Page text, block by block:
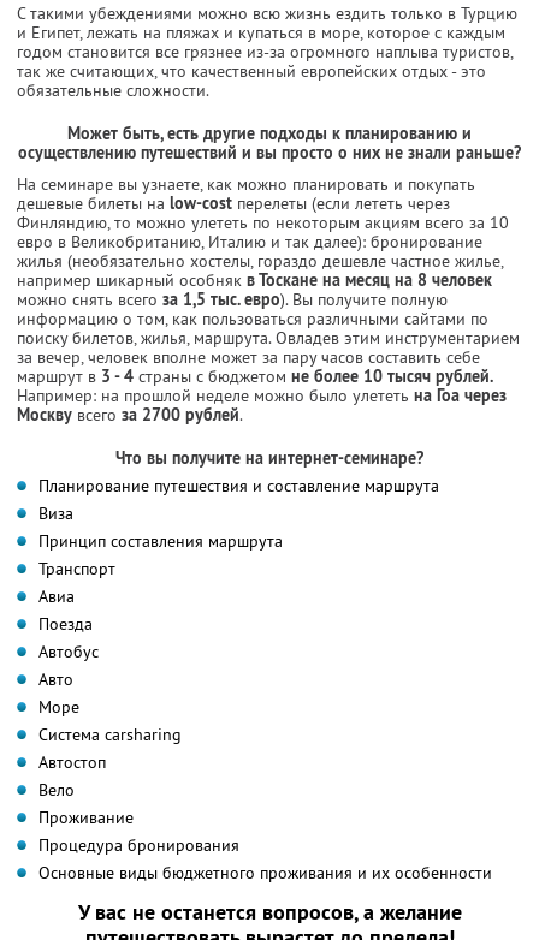
С такими убеждениями можно всю жизнь ездить только в Турцию
и Египет, лежать на пляжах и купаться в море, которое с каждым
годом становится все грязнее из-за огромного наплыва туристов,
так же считающих, что качественный европейских отдых - это
обязательные сложности.
Может быть, есть другие подходы к планированию и
осуществлению путешествий и вы просто о них не знали раньше?
На семинаре вы узнаете, как можно планировать и покупать
дешевые билеты на low-cost перелеты (если лететь через
Финляндию, то можно улететь по некоторым акциям всего за 10
евро в Великобританию, Италию и так далее): бронирование
жилья (необязательно хостелы, гораздо дешевле частное жилье,
например шикарный особняк в Тоскане на месяц на 8 человек
можно снять всего за 1,5 тыс. евро). Вы получите полную
информацию о том, как пользоваться различными сайтами по
поиску билетов, жилья, маршрута. Овладев этим инструментарием
за вечер, человек вполне может за пару часов составить себе
маршрут в 3 - 4 страны с бюджетом не более 10 тысяч рублей.
Например: на прошлой неделе можно было улететь на Гоа через
Москву всего за 2700 рублей.
Что вы получите на интернет-семинаре?
Планирование путешествия и составление маршрута
Виза
Принцип составления маршрута
Транспорт
Авиа
Поезда
Автобус
Авто
Море
Система carsharing
Автостоп
Вело
Проживание
Процедура бронирования
Основные виды бюджетного проживания и их особенности
У вас не останется вопросов, а желание